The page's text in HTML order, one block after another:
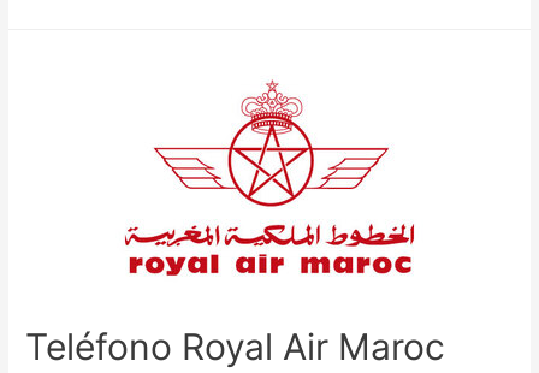
Teléfono Royal Air Maroc